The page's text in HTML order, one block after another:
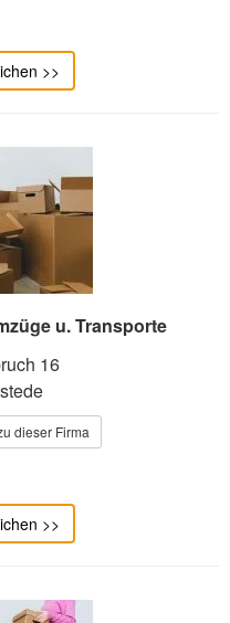
>>
u. Transporte
16
dieser Firma
>>